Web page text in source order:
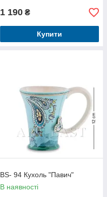
1 190 ₴
Купити
BS- 94 Кухоль "Павич"
В наявності